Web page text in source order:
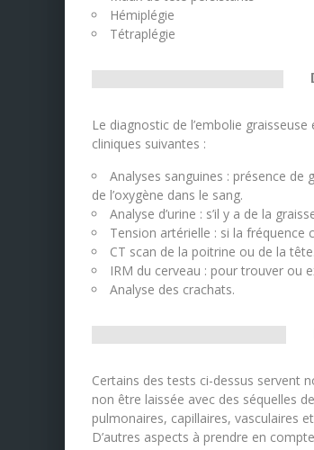
Hémiplégie
Tétraplégie
Le diagnostic de l’embolie
cliniques suivantes :
Analyses sanguines : présence de
de l’oxygène dans le sang.
Analyse d’urine : s’il y a de la
Tension artérielle : si la fréquence
CT scan de la poitrine ou de la tête.
IRM du cerveau : pour trouver ou
Analyse des crachats.
Certains des tests ci-dessus servent
non être laissée avec des séquelles
pulmonaires, capillaires, vasculaires
D’autres aspects à prendre en